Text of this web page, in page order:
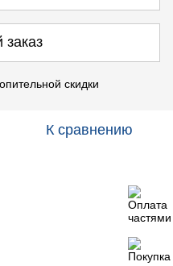
скидки
К сравнению